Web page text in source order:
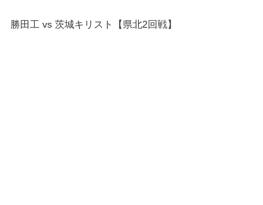
勝田工 vs 茨城キリスト【県北2回戦】